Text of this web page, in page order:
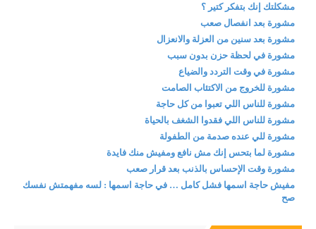
مشكلتك إنك بتفكر كتير ؟
مشورة بعد انفصال صعب
مشورة بعد سنين من العزلة والانعزال
مشورة في لحظة حزن بدون سبب
مشورة في وقت التردد والضياع
مشورة للخروج من الاكتئاب الصامت
مشورة للناس اللي تعبوا من كل حاجة
مشورة للناس اللي فقدوا الشغف بالحياة
مشورة للي عنده صدمة من الطفولة
مشورة لما بتحس إنك مش نافع ومفيش منك فايدة
مشورة وقت الإحساس بالذنب بعد قرار صعب
مفيش حاجة اسمها فشل كامل … في حاجة اسمها : لسه مفهمتش نفسك
صح